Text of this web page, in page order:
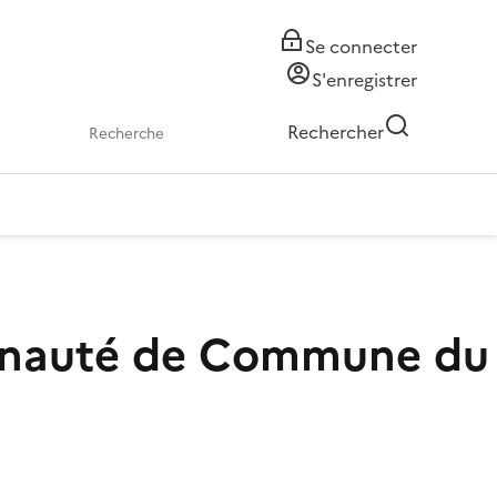
Se connecter
S'enregistrer
Rechercher
de Commune du